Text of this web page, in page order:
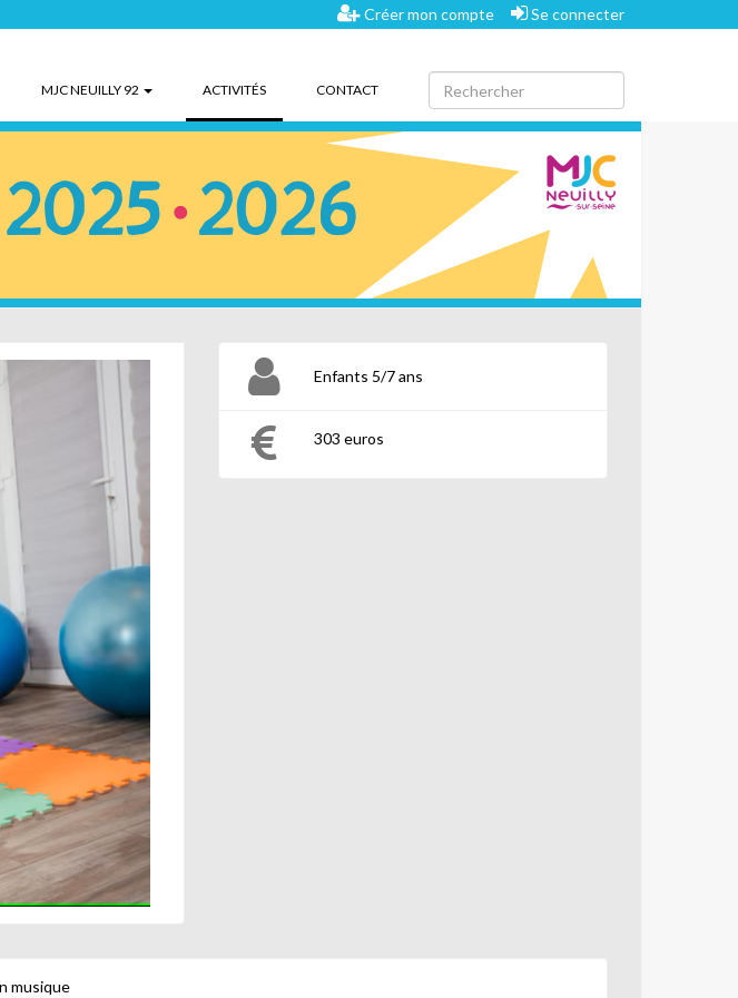
Créer mon compte Se connecter
MJC NEUILLY 92 ACTIVITÉS(CURRENT)CONTACT
Enfants 5/7 ans
303 euros
musique